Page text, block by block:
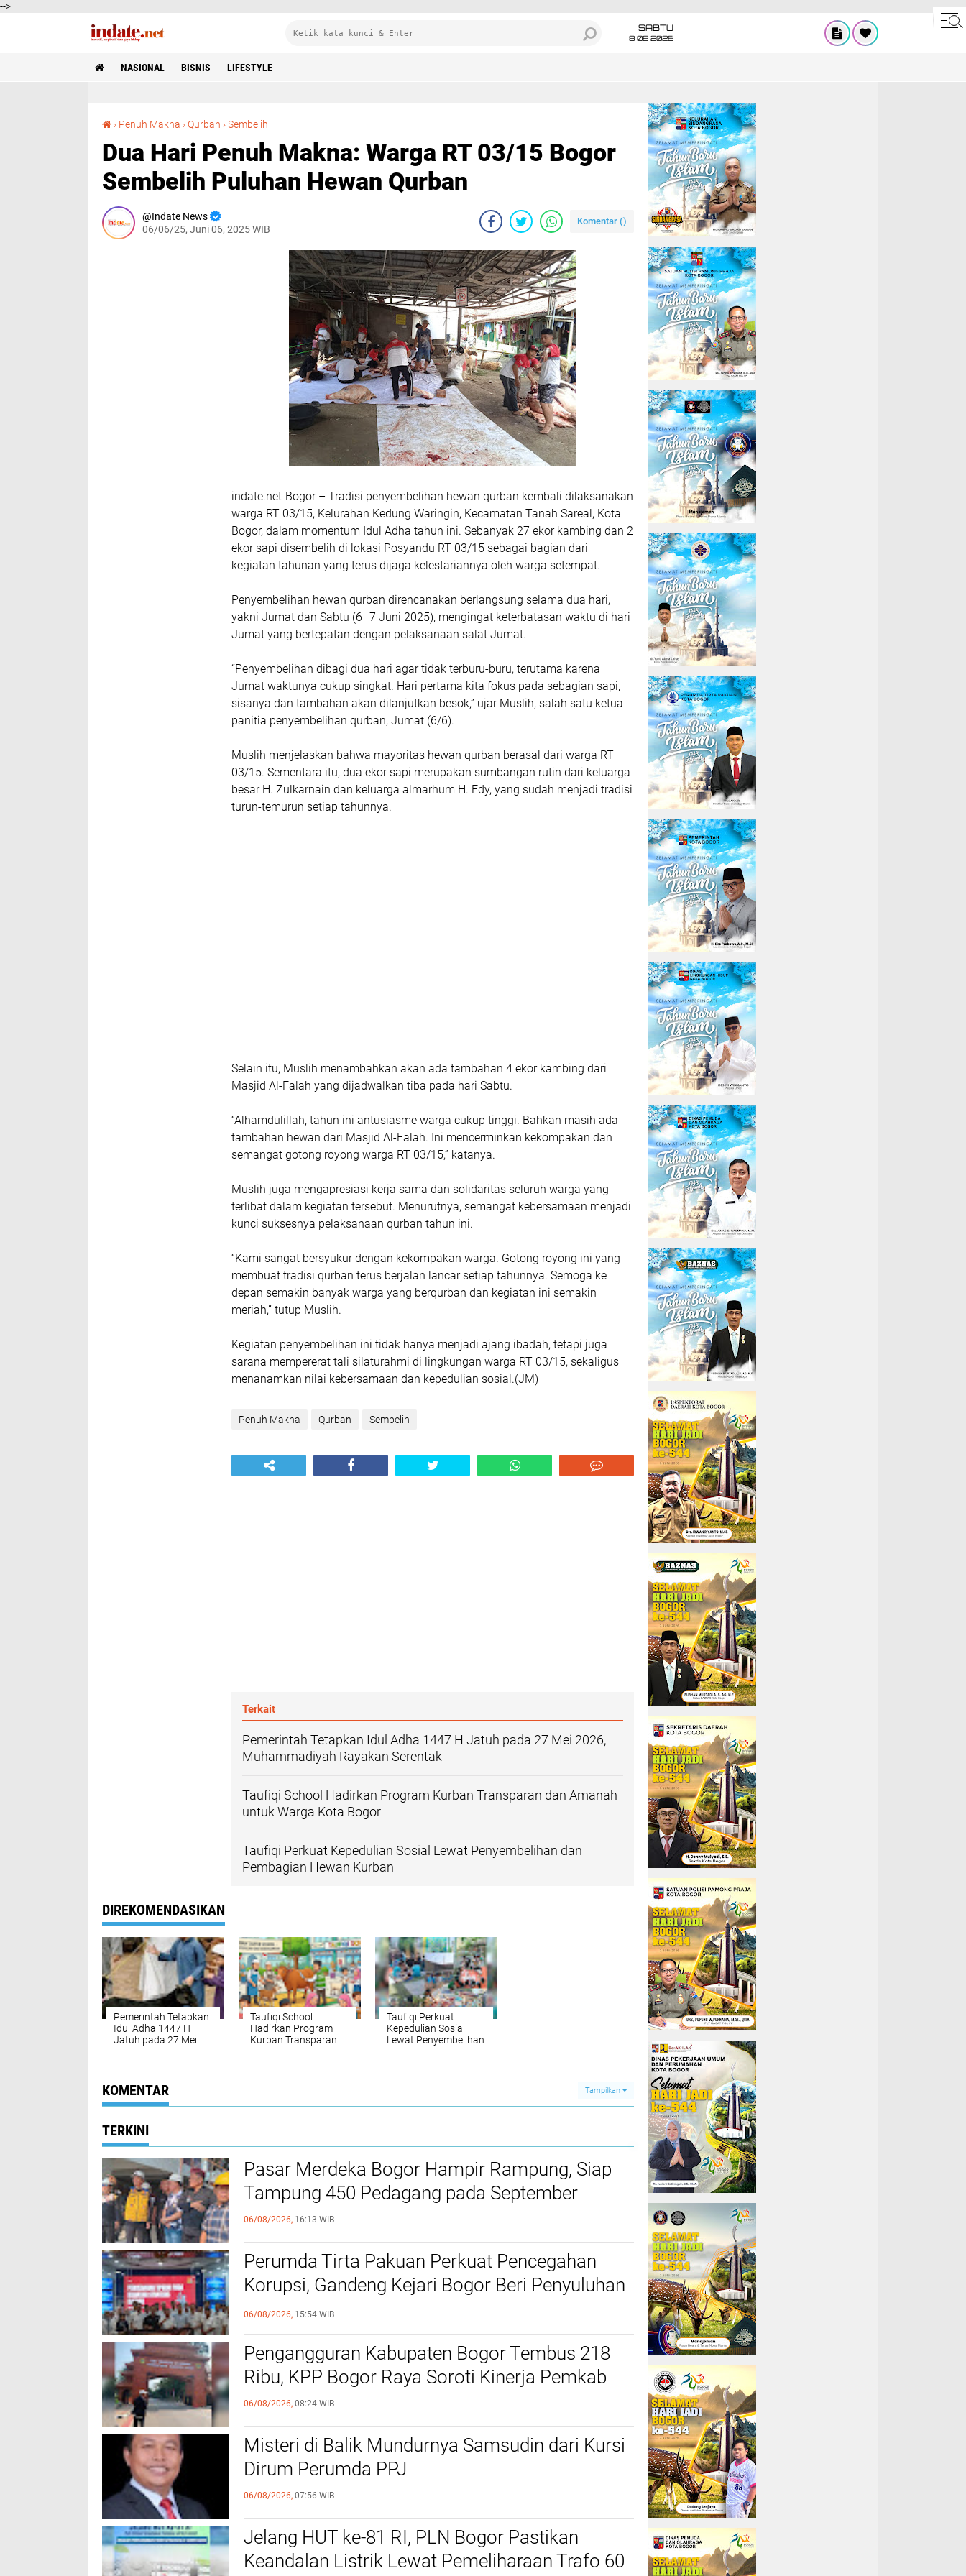
-->
SABTU
8 08 2026
NASIONAL BISNIS LIFESTYLE
› Penuh Makna ›Qurban ›Sembelih
Dua Hari Penuh Makna: Warga RT 03/15 Bogor
Sembelih Puluhan Hewan Qurban
Indate News
06/06/25, Juni 06, 2025 WIB
Komentar ()
indate.net-Bogor – Tradisi penyembelihan hewan qurban kembali dilaksanakan
warga RT 03/15, Kelurahan Kedung Waringin, Kecamatan Tanah Sareal, Kota
Bogor, dalam momentum Idul Adha tahun ini. Sebanyak 27 ekor kambing dan 2
ekor sapi disembelih di lokasi Posyandu RT 03/15 sebagai bagian dari
kegiatan tahunan yang terus dijaga kelestariannya oleh warga setempat.
Penyembelihan hewan qurban direncanakan berlangsung selama dua hari,
yakni Jumat dan Sabtu (6–7 Juni 2025), mengingat keterbatasan waktu di hari
Jumat yang bertepatan dengan pelaksanaan salat Jumat.
“Penyembelihan dibagi dua hari agar tidak terburu-buru, terutama karena
Jumat waktunya cukup singkat. Hari pertama kita fokus pada sebagian sapi,
sisanya dan tambahan akan dilanjutkan besok,” ujar Muslih, salah satu ketua
panitia penyembelihan qurban, Jumat (6/6).
Muslih menjelaskan bahwa mayoritas hewan qurban berasal dari warga RT
03/15. Sementara itu, dua ekor sapi merupakan sumbangan rutin dari keluarga
besar H. Zulkarnain dan keluarga almarhum H. Edy, yang sudah menjadi tradisi
turun-temurun setiap tahunnya.
Selain itu, Muslih menambahkan akan ada tambahan 4 ekor kambing dari
Masjid Al-Falah yang dijadwalkan tiba pada hari Sabtu.
“Alhamdulillah, tahun ini antusiasme warga cukup tinggi. Bahkan masih ada
tambahan hewan dari Masjid Al-Falah. Ini mencerminkan kekompakan dan
semangat gotong royong warga RT 03/15,” katanya.
Muslih juga mengapresiasi kerja sama dan solidaritas seluruh warga yang
terlibat dalam kegiatan tersebut. Menurutnya, semangat kebersamaan menjadi
kunci suksesnya pelaksanaan qurban tahun ini.
“Kami sangat bersyukur dengan kekompakan warga. Gotong royong ini yang
membuat tradisi qurban terus berjalan lancar setiap tahunnya. Semoga ke
depan semakin banyak warga yang berqurban dan kegiatan ini semakin
meriah,” tutup Muslih.
Kegiatan penyembelihan ini tidak hanya menjadi ajang ibadah, tetapi juga
sarana mempererat tali silaturahmi di lingkungan warga RT 03/15, sekaligus
menanamkan nilai kebersamaan dan kepedulian sosial.(JM)
Penuh Makna Qurban Sembelih
Terkait
Pemerintah Tetapkan Idul Adha 1447 H Jatuh pada 27 Mei 2026,
Muhammadiyah Rayakan Serentak
Taufiqi School Hadirkan Program Kurban Transparan dan Amanah
untuk Warga Kota Bogor
Taufiqi Perkuat Kepedulian Sosial Lewat Penyembelihan dan
Pembagian Hewan Kurban
DIREKOMENDASIKAN
Pemerintah Tetapkan
Idul Adha 1447 H
Jatuh pada 27 Mei
Taufiqi School
Hadirkan Program
Kurban Transparan
Taufiqi Perkuat
Kepedulian Sosial
Lewat Penyembelihan
KOMENTAR Tampilkan
TERKINI
Pasar Merdeka Bogor Hampir Rampung, Siap
Tampung 450 Pedagang pada September
06/08/2026, 16:13 WIB
Perumda Tirta Pakuan Perkuat Pencegahan
Korupsi, Gandeng Kejari Bogor Beri Penyuluhan
Hukum
06/08/2026, 15:54 WIB
Pengangguran Kabupaten Bogor Tembus 218
Ribu, KPP Bogor Raya Soroti Kinerja Pemkab
06/08/2026, 08:24 WIB
Misteri di Balik Mundurnya Samsudin dari Kursi
Dirum Perumda PPJ
06/08/2026, 07:56 WIB
Jelang HUT ke-81 RI, PLN Bogor Pastikan
Keandalan Listrik Lewat Pemeliharaan Trafo 60